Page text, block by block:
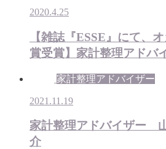
2020.4.25
【雑誌『ESSE』にて、
賞受賞】家計整理アドバ
家計整理アドバイザー
2021.11.19
家計整理アドバイザー
介